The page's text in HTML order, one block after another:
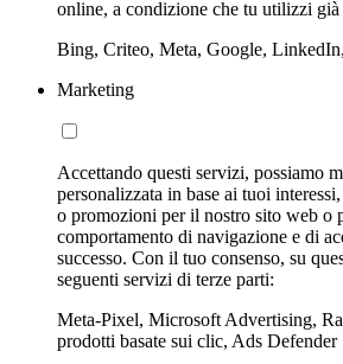
online, a condizione che tu utilizzi
Bing, Criteo, Meta, Google,
Marketing
Accettando questi servizi, possiamo
personalizzata in base ai tuoi
o promozioni per il nostro sito web o
comportamento di navigazione e di
successo. Con il tuo consenso, su
seguenti servizi di terze parti:
Meta-Pixel, Microsoft Advertising,
prodotti basate sui clic, Ads Defender